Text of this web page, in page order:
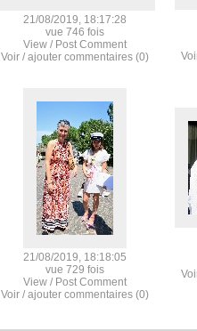
21/08/2019, 18:17:28
vue 746 fois
View / Post Comment
Voir / ajouter commentaires (0)
21/08/2019, 18:18:05
vue 729 fois
View / Post Comment
Voir / ajouter commentaires (0)